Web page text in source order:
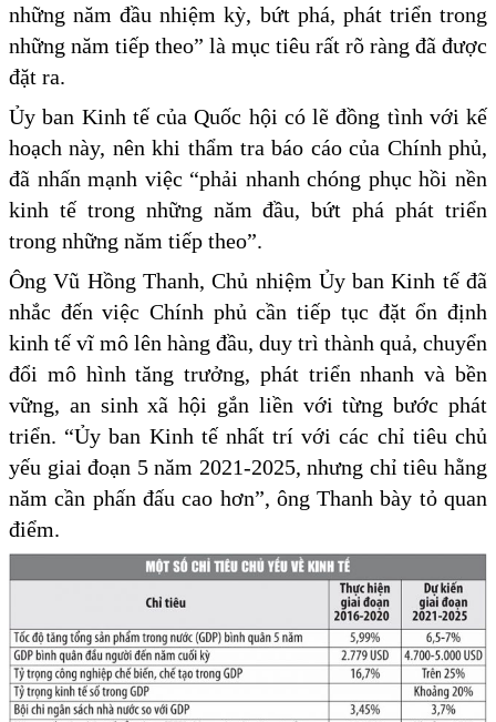
những năm đầu nhiệm kỳ, bứt phá, phát triển trong
những năm tiếp theo” là mục tiêu rất rõ ràng đã được
đặt ra.
Ủy ban Kinh tế của Quốc hội có lẽ đồng tình với kế
hoạch này, nên khi thẩm tra báo cáo của Chính phủ,
đã nhấn mạnh việc “phải nhanh chóng phục hồi nền
kinh tế trong những năm đầu, bứt phá phát triển
trong những năm tiếp theo”.
Ông Vũ Hồng Thanh, Chủ nhiệm Ủy ban Kinh tế đã
nhắc đến việc Chính phủ cần tiếp tục đặt ổn định
kinh tế vĩ mô lên hàng đầu, duy trì thành quả, chuyển
đổi mô hình tăng trưởng, phát triển nhanh và bền
vững, an sinh xã hội gắn liền với từng bước phát
triển. “Ủy ban Kinh tế nhất trí với các chỉ tiêu chủ
yếu giai đoạn 5 năm 2021-2025, nhưng chỉ tiêu hằng
năm cần phấn đấu cao hơn”, ông Thanh bày tỏ quan
điểm.